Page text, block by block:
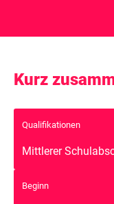
Kurz
Qualifikationen
Mittlerer
Beginn